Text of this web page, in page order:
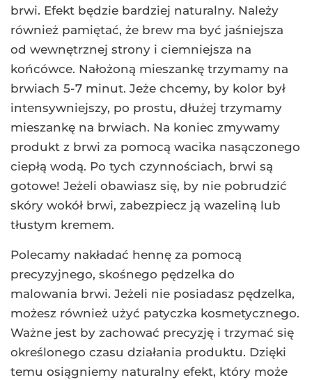
brwi. Efekt będzie bardziej naturalny. Należy
również pamiętać, że brew ma być jaśniejsza
od wewnętrznej strony i ciemniejsza na
końcówce. Nałożoną mieszankę trzymamy na
brwiach 5-7 minut. Jeże chcemy, by kolor był
intensywniejszy, po prostu, dłużej trzymamy
mieszankę na brwiach. Na koniec zmywamy
produkt z brwi za pomocą wacika nasączonego
ciepłą wodą. Po tych czynnościach, brwi są
gotowe! Jeżeli obawiasz się, by nie pobrudzić
skóry wokół brwi, zabezpiecz ją wazeliną lub
tłustym kremem.
Polecamy nakładać hennę za pomocą
precyzyjnego, skośnego pędzelka do
malowania brwi. Jeżeli nie posiadasz pędzelka,
możesz również użyć patyczka kosmetycznego.
Ważne jest by zachować precyzję i trzymać się
określonego czasu działania produktu. Dzięki
temu osiągniemy naturalny efekt, który może